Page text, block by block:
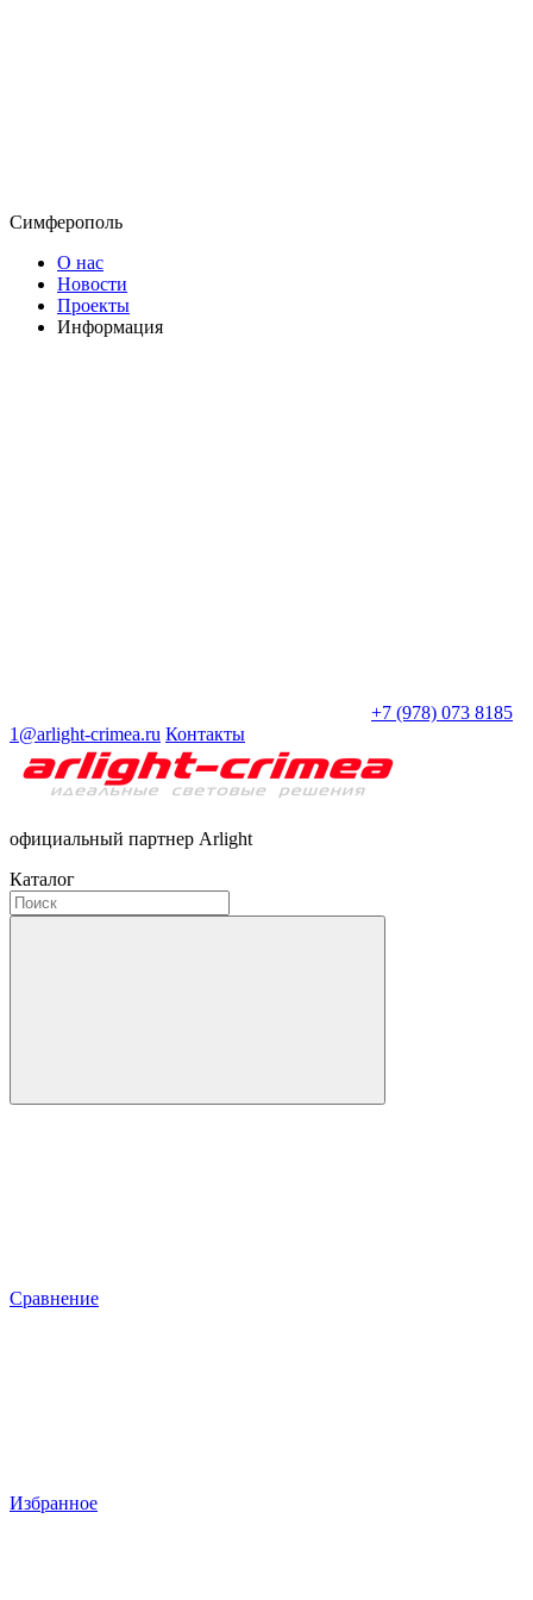
Симферополь
О нас
Новости
Проекты
Информация
+7 (978) 073 8185
1@arlight-crimea.ru Контакты
официальный партнер Arlight
Каталог
Сравнение
Избранное